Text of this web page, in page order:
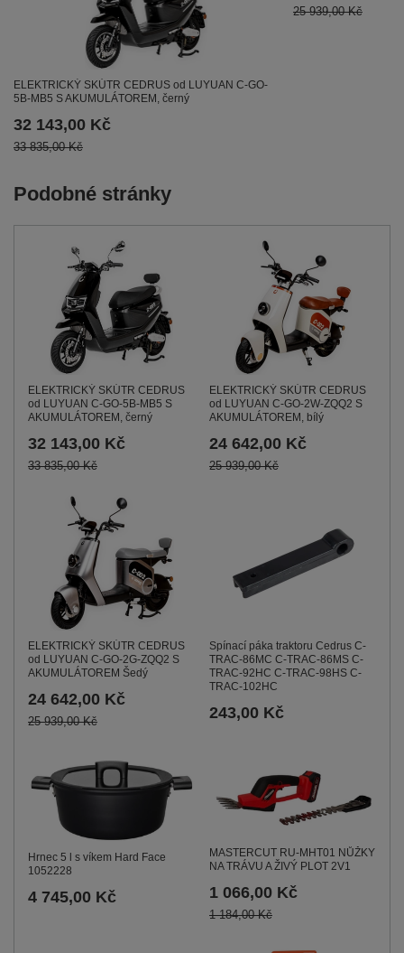
ELEKTRICKÝ SKÚTR CEDRUS od LUYUAN C-GO-
5B-MB5 S AKUMULÁTOREM, černý
32 143,00 Kč
33 835,00 Kč
25 939,00 Kč
Podobné stránky
ELEKTRICKÝ SKÚTR CEDRUS
od LUYUAN C-GO-5B-MB5 S
AKUMULÁTOREM, černý
32 143,00 Kč
33 835,00 Kč
ELEKTRICKÝ SKÚTR CEDRUS
od LUYUAN C-GO-2W-ZQQ2 S
AKUMULÁTOREM, bílý
24 642,00 Kč
25 939,00 Kč
ELEKTRICKÝ SKÚTR CEDRUS
od LUYUAN C-GO-2G-ZQQ2 S
AKUMULÁTOREM Šedý
24 642,00 Kč
25 939,00 Kč
Spínací páka traktoru Cedrus C-
TRAC-86MC C-TRAC-86MS C-
TRAC-92HC C-TRAC-98HS C-
TRAC-102HC
243,00 Kč
Hrnec 5 l s víkem Hard Face
1052228
4 745,00 Kč
MASTERCUT RU-MHT01 NŮŽKY
NA TRÁVU A ŽIVÝ PLOT 2V1
1 066,00 Kč
1 184,00 Kč